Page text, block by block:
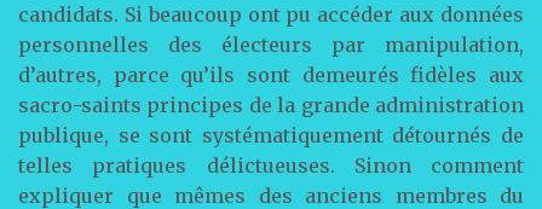
candidats. Si beaucoup ont pu accéder aux données
personnelles des électeurs par manipulation,
d’autres, parce qu’ils sont demeurés fidèles aux
sacro-saints principes de la grande administration
publique, se sont systématiquement détournés de
telles pratiques délictueuses. Sinon comment
expliquer que mêmes des anciens membres du